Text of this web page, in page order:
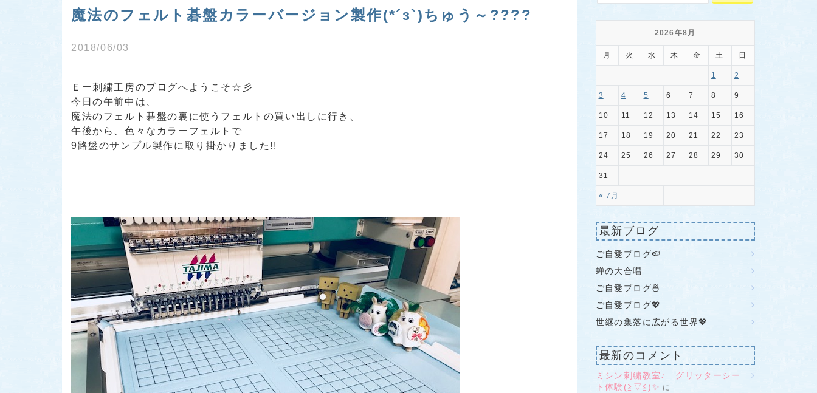
魔法のフェルト碁盤カラーバージョン製作(*´з`)ちゅう～????
2018/06/03
Ｅー刺繍工房のブログへようこそ☆彡
今日の午前中は、
魔法のフェルト碁盤の裏に使うフェルトの買い出しに行き、
午後から、色々なカラーフェルトで
9路盤のサンプル製作に取り掛かりました!!
2026年8月
月 火 水 木 金 土 日
« 7月
1 2
3 4 5 6 7 8 9
10 11 12 13 14 15 16
17 18 19 20 21 22 23
24 25 26 27 28 29 30
31
最新ブログ
ご自愛ブログ🍉
蝉の大合唱
ご自愛ブログ🍜
ご自愛ブログ💖
世継の集落に広がる世界💖
最新のコメント
ミシン刺繍教室♪ グリッターシー
ト体験(≧▽≦)✨ に